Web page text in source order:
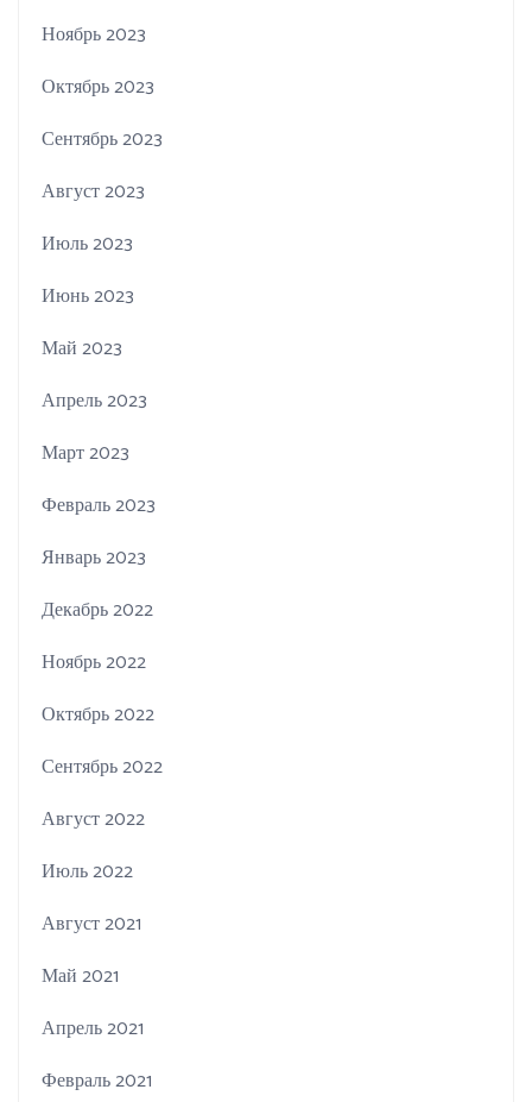
Ноябрь 2023
Октябрь 2023
Сентябрь 2023
Август 2023
Июль 2023
Июнь 2023
Май 2023
Апрель 2023
Март 2023
Февраль 2023
Январь 2023
Декабрь 2022
Ноябрь 2022
Октябрь 2022
Сентябрь 2022
Август 2022
Июль 2022
Август 2021
Май 2021
Апрель 2021
Февраль 2021